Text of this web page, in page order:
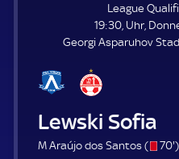
League
19:30, Uhr,
Georgi Asparuhov
Lewski Sofia
M Araújo dos Santos (
s70'7
)